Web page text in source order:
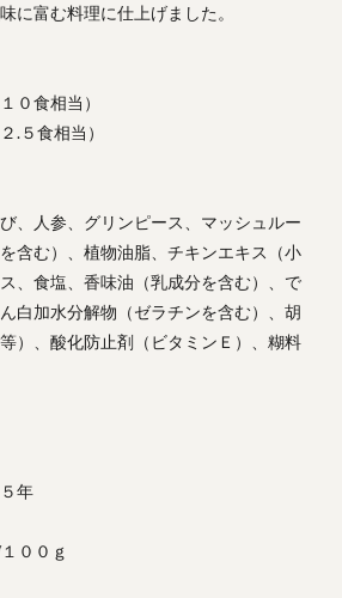
に富む料理に仕上げました。
０食相当）
.５食相当）
、人参、グリンピース、マッシュルー
含む）、植物油脂、チキンエキス（小
、食塩、香味油（乳成分を含む）、で
白加水分解物（ゼラチンを含む）、胡
）、酸化防止剤（ビタミンＥ）、糊料
年
００ｇ